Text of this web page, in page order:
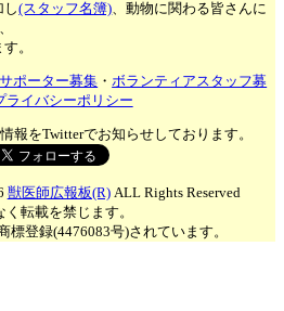
し(スタッフ名簿)、動物に関わる皆さんに
、
。
サポーター募集 ・ボランティアスタッフ募
ライバシーポリシー
報をTwitterでお知らせしております。
獣医師広報板(R)ALL Rights Reserved
く転載を禁じます。
標登録(4476083号)されています。